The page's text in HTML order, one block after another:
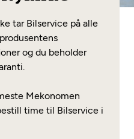
her
konto
tar Bilservice på alle
og du beholder
Mekonomen
time til Bilservice i